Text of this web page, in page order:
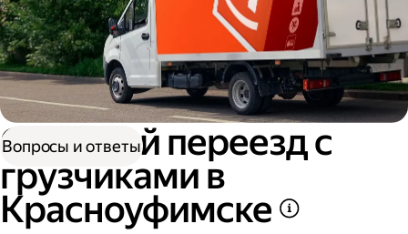
Офисный переезд с
грузчиками в
Красноуфимске
Вопросы и ответы